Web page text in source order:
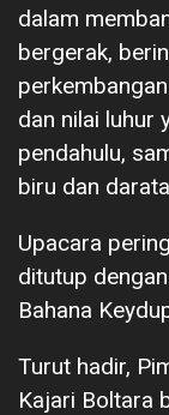
dalam
bergerak,
dan nilai luhur
pendahulu,
biru dan
Upacara
ditutup
Bahana
Turut hadir,
Kajari Boltara